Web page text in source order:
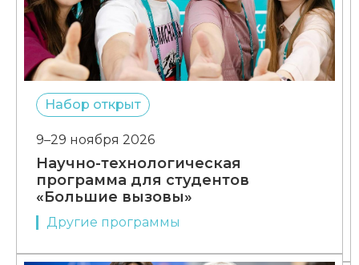
Набор открыт
9–29 ноября 2026
Научно-технологическая
программа для студентов
«Большие вызовы»
Другие программы